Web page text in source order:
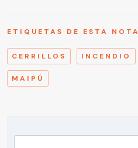
ETIQUETAS DE ESTA NOTA
CERRILLOS INCENDIO
MAIPÚ